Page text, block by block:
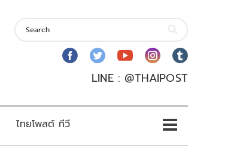
LINE : @THAIPOST
ไทยโพสต์ ทีวี